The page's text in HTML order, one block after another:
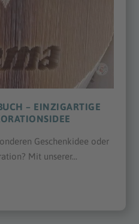
– EINZIGARTIGE
Geschenkidee oder
Mit unserer...